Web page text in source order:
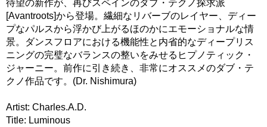
待望の新作が、再びスペインのダブ・テクノ探求派
[Avantroots]から登場。繊細なリバーブのレイヤー、ディー
プなパルスから浮かび上がるほのかにエモーショナルな情
景。ダンスフロアにおける機能性と内省的なディープリス
ニングの完璧なバランスの整いをみせるヒプノティック・
ジャーニー。前作に引き続き、非常にオススメのダブ・テ
クノ作品です。(Dr. Nishimura)
Artist: Charles.A.D.
Title: Luminous